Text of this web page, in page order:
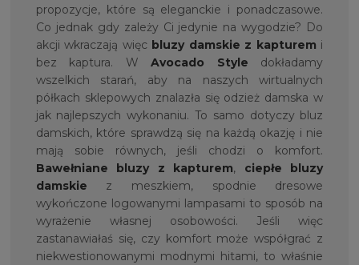
propozycje, które są eleganckie i ponadczasowe.
Co jednak gdy zależy Ci jedynie na wygodzie? Do
akcji wkraczają więc bluzy damskie z kapturem i
bez kaptura. WAvocado Style dokładamy
wszelkich starań, aby na naszych wirtualnych
półkach sklepowych znalazła się odzież damska w
jak najlepszych wykonaniu. To samo dotyczy bluz
damskich, które sprawdzą się na każdą okazję i nie
mają sobie równych, jeśli chodzi o komfort.
Bawełniane bluzy z kapturem, ciepłe bluzy
damskie z meszkiem, spodnie dresowe
wykończone logowanymi lampasami to sposób na
wyrażenie własnej osobowości. Jeśli więc
zastanawiałaś się, czy komfort może współgrać z
niekwestionowanymi modnymi hitami, to właśnie